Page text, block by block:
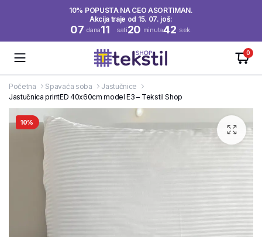
10% POPUSTA NA CEO ASORTIMAN.
Akcija traje od 15. 07. još:
07 dana11 sati20 minuta42 sek.
0
Početna Spavaća soba
Jastučnice
Jastučnica printED 40x60cm model E3 – Tekstil Shop
10%